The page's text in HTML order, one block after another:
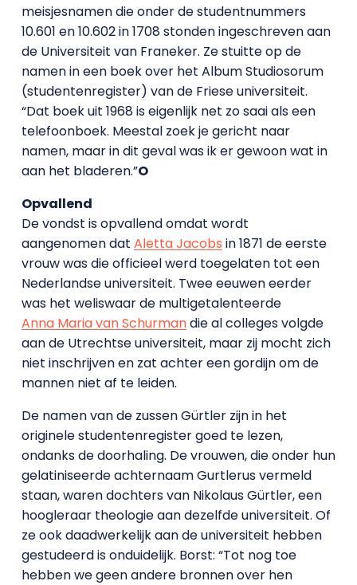
meisjesnamen die onder de studentnummers
10.601 en 10.602 in 1708 stonden ingeschreven aan
de Universiteit van Franeker. Ze stuitte op de
namen in een boek over het Album Studiosorum
(studentenregister) van de Friese universiteit.
“Dat boek uit 1968 is eigenlijk net zo saai als een
telefoonboek. Meestal zoek je gericht naar
namen, maar in dit geval was ik er gewoon wat in
aan het bladeren.”O
Opvallend
De vondst is opvallend omdat wordt
aangenomen dat Aletta Jacobs in 1871 de eerste
vrouw was die officieel werd toegelaten tot een
Nederlandse universiteit. Twee eeuwen eerder
was het weliswaar de multigetalenteerde
Anna Maria van Schurmandie al colleges volgde
aan de Utrechtse universiteit, maar zij mocht zich
niet inschrijven en zat achter een gordijn om de
mannen niet af te leiden.
De namen van de zussen Gürtler zijn in het
originele studentenregister goed te lezen,
ondanks de doorhaling. De vrouwen, die onder hun
gelatiniseerde achternaam Gurtlerus vermeld
staan, waren dochters van Nikolaus Gürtler, een
hoogleraar theologie aan dezelfde universiteit. Of
ze ook daadwerkelijk aan de universiteit hebben
gestudeerd is onduidelijk. Borst: “Tot nog toe
hebben we geen andere bronnen over hen